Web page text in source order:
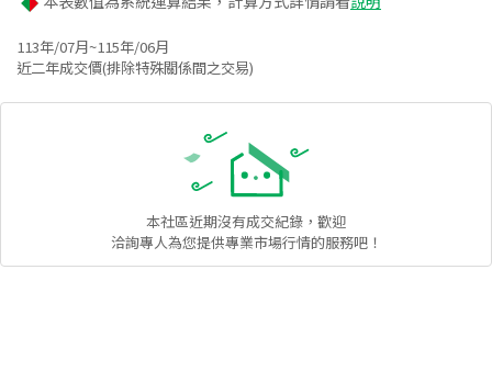
113年/07月~115年/06月
近二年成交價(排除特殊關係間之交易)
本社區近期沒有成交紀錄，歡迎
洽詢專人為您提供專業市場行情的服務吧！